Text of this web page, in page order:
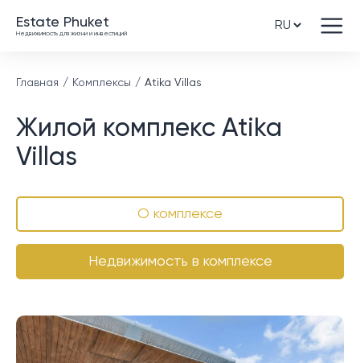
Estate Phuket
Недвижимость для жизни и инвестиций
Главная Комплексы Atika Villas
Жилой комплекс Atika
Villas
О комплексе
Недвижимость в комплексе